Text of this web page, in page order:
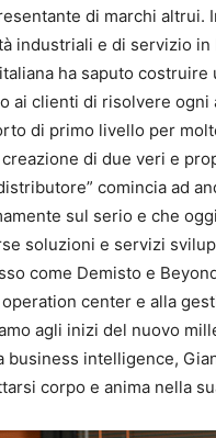
di marchi altrui.
industriali e di servizio in
ha saputo costruire
ai clienti di risolvere ogni
di primo livello per
di due veri e
comincia ad
sul serio e che
soluzioni e servizi
come Demisto e
center e alla
agli inizi del nuovo
intelligence,
corpo e anima nella